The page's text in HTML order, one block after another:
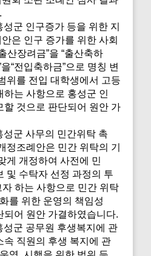
군 인구증가 등을 위한 지
은 인구 증가를 위한 사회
산장려금”을 “출산축하
“전입축하금”으로 명칭 변
위를 전입 대학생에서 고등
하는 사항으로 홍성군 인
할 것으로 판단되어 원안 가
군 사무의 민간위탁 촉
정조례안은 민간 위탁의 기
게 개정하여 사전에 민
및 수탁자 선정 과정의 투
하는 사항으로 민간 위탁
를 위한 운영의 책임성
되어 원안 가결하였습니다.
군 공무원 후생복지에 관
속 직원의 후생 복지에 관